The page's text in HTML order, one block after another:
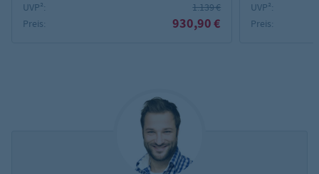
UVP²:
1.139 €
Preis:
930,90 €
UVP²:
Preis: